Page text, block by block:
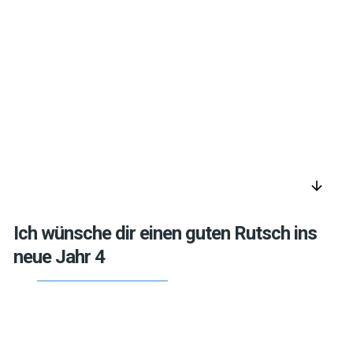
arrow_downward
Ich wünsche dir einen guten Rutsch ins
neue Jahr 4